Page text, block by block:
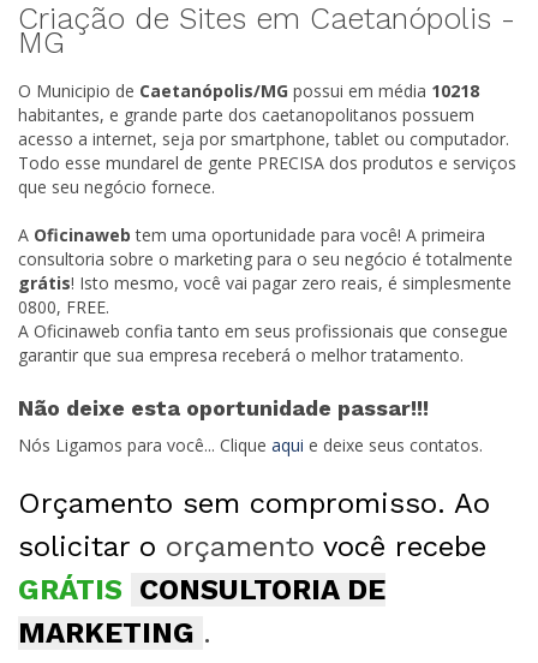
Criação de Sites em Caetanópolis -
MG
O Municipio de Caetanópolis/MG possui em média 10218
habitantes, e grande parte dos caetanopolitanos possuem
acesso a internet, seja por smartphone, tablet ou computador.
Todo esse mundarel de gente PRECISA dos produtos e serviços
que seu negócio fornece.
A Oficinaweb tem uma oportunidade para você! A primeira
consultoria sobre o marketing para o seu negócio é totalmente
grátis! Isto mesmo, você vai pagar zero reais, é simplesmente
0800, FREE.
A Oficinaweb confia tanto em seus profissionais que consegue
garantir que sua empresa receberá o melhor tratamento.
Não deixe esta oportunidade passar!!!
Nós Ligamos para você... Clique aqui e deixe seus contatos.
Orçamento sem compromisso. Ao
solicitar o orçamento você recebe
GRÁTIS CONSULTORIA DE
MARKETING .